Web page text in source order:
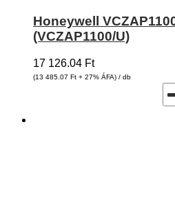
Honeywell
(VCZAP1100/U)
17 126.04 Ft
(13 485.07 Ft + 27% ÁFA) / db